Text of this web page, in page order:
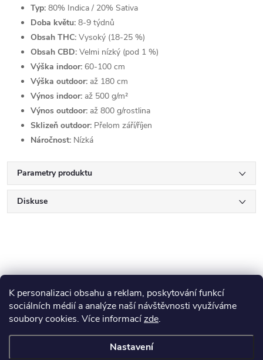
K personalizaci obsahu a reklam, poskytování funkcí
sociálních médií a analýze naší návštěvnosti využíváme
soubory cookies. Více informacízde.
Nastavení
Typ: 80% Indica / 20% Sativa
Doba květu: 8-9 týdnů
Obsah THC: Vysoký (18-25 %)
Obsah CBD: Velmi nízký (pod 1 %)
Výška indoor: 60-100 cm
Výška outdoor: až 180 cm
Výnos indoor: až 500 g/m²
Výnos outdoor: až 800 g/rostlina
Sklizeň outdoor: Přelom září/říjen
Náročnost: Nízká
Parametry produktu
Diskuse
Z
áBlog